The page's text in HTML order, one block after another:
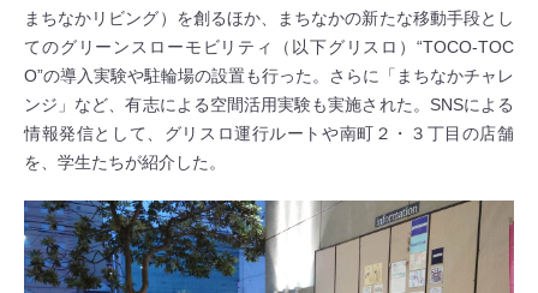
まちなかリビング）を創るほか、まちなかの新たな移動手段とし
てのグリーンスローモビリティ（以下グリスロ）“TOCO-TOC
O”の導入実験や駐輪場の設置も行った。さらに「まちなかチャレ
ンジ」など、有志による空間活用実験も実施された。SNSによる
情報発信として、グリスロ運行ルートや南町２・３丁目の店舗
を、学生たちが紹介した。